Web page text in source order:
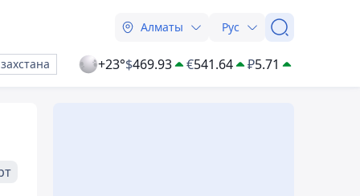
Алматы Рус
+23°$469.93 €541.64 ₽5.71